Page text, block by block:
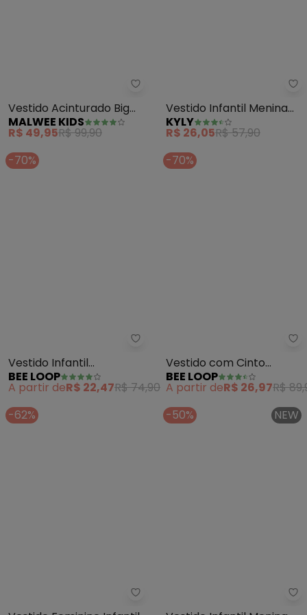
Malwee Kids - Vestido
Vestido Acinturado Big
Bows (Azul)
MALWEE KIDS
Vestido Infantil Menina
Folhagem (Azul)
KYLY
-70%
Bee Loop - Vestido Infantil
Vestido Infantil
Estampado (Azul)
BEE LOOP
-70%
Vestido com Cinto
Infantil (Azul)
BEE LOOP
-62%
-50% NEW